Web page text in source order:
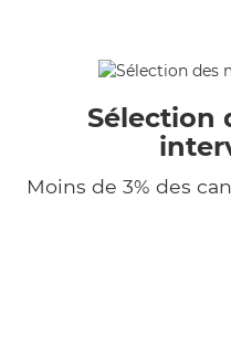
Sélection
Moins de 3% des